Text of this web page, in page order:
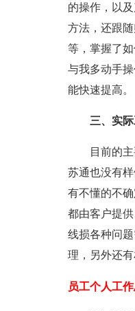
的操作，以
方法，还跟
等，掌握了
与我多动手
能快速提高。
三、实
目前的
苏通也没有
有不懂的不
都由客户提
线损各种问
理，另外还
员工个人工